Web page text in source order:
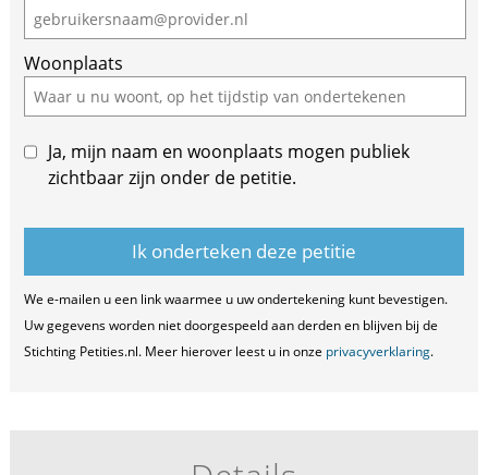
Woonplaats
Ja, mijn naam en woonplaats mogen publiek
zichtbaar zijn onder de petitie.
We e-mailen u een link waarmee u uw ondertekening kunt bevestigen.
Uw gegevens worden niet doorgespeeld aan derden en blijven bij de
Stichting Petities.nl. Meer hierover leest u in onze privacyverklaring.